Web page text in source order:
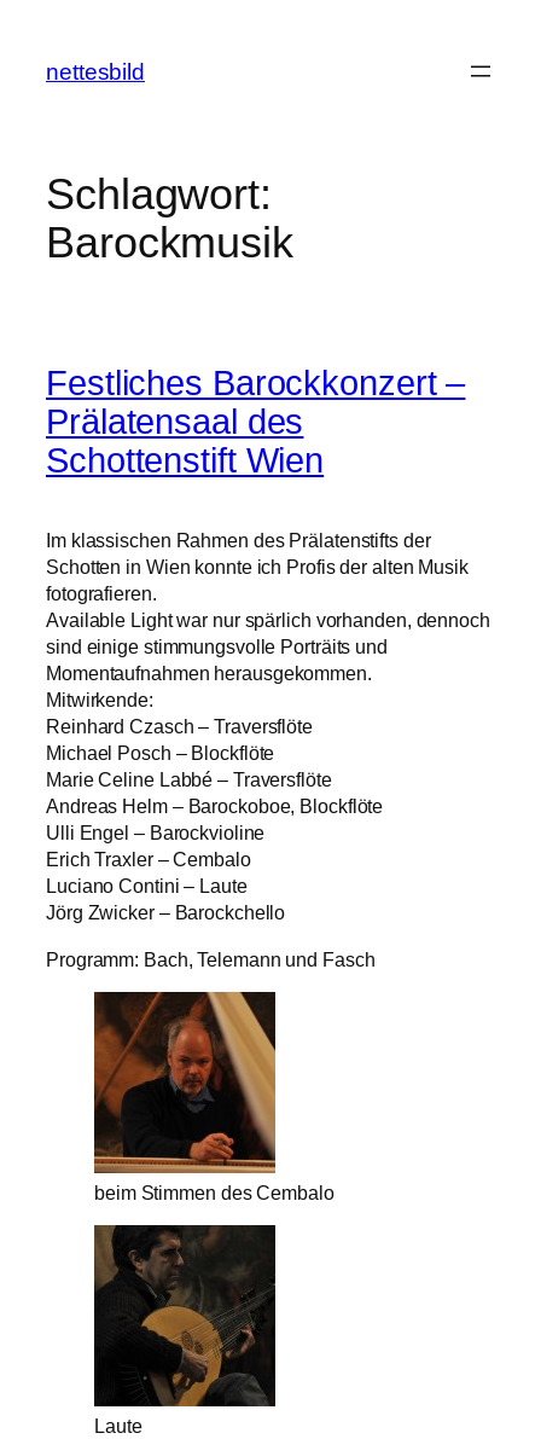
springen
nettesbild
Schlagwort:
Barockmusik
Festliches Barockkonzert –
Prälatensaal des
Schottenstift Wien
Im klassischen Rahmen des Prälatenstifts der
Schotten in Wien konnte ich Profis der alten Musik
fotografieren.
Available Light war nur spärlich vorhanden, dennoch
sind einige stimmungsvolle Porträits und
Momentaufnahmen herausgekommen.
Mitwirkende:
Reinhard Czasch – Traversflöte
Michael Posch – Blockflöte
Marie Celine Labbé – Traversflöte
Andreas Helm – Barockoboe, Blockflöte
Ulli Engel – Barockvioline
Erich Traxler – Cembalo
Luciano Contini – Laute
Jörg Zwicker – Barockchello
Programm: Bach, Telemann und Fasch
beim Stimmen des Cembalo
Laute